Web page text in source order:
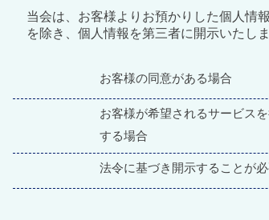
当会は、お客様よりお預かりした個人情
を除き、個人情報を第三者に開示いたしま
お客様の同意がある場合
お客様が希望されるサービス
する場合
法令に基づき開示することが